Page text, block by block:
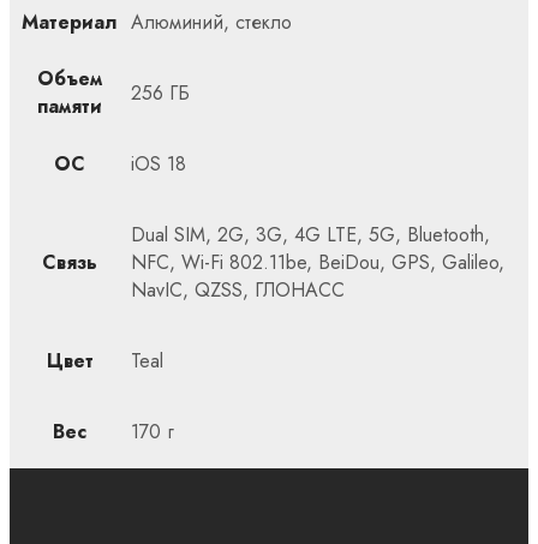
Материал Алюминий, стекло
Объем
памяти
256 ГБ
ОС iOS 18
Связь
Dual SIM, 2G, 3G, 4G LTE, 5G, Bluetooth,
NFC, Wi-Fi 802.11be, BeiDou, GPS, Galileo,
NavIC, QZSS, ГЛОНАСС
Цвет Teal
Вес 170 г